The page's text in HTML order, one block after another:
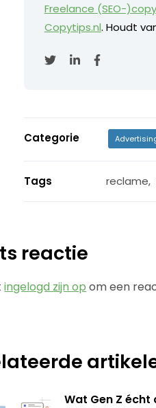
Freelance (SEO-
Copytips.nl. Houdt
Categorie
Tags reclame,
reactie
ingelogd zijn op om een
Wat Gen Z écht